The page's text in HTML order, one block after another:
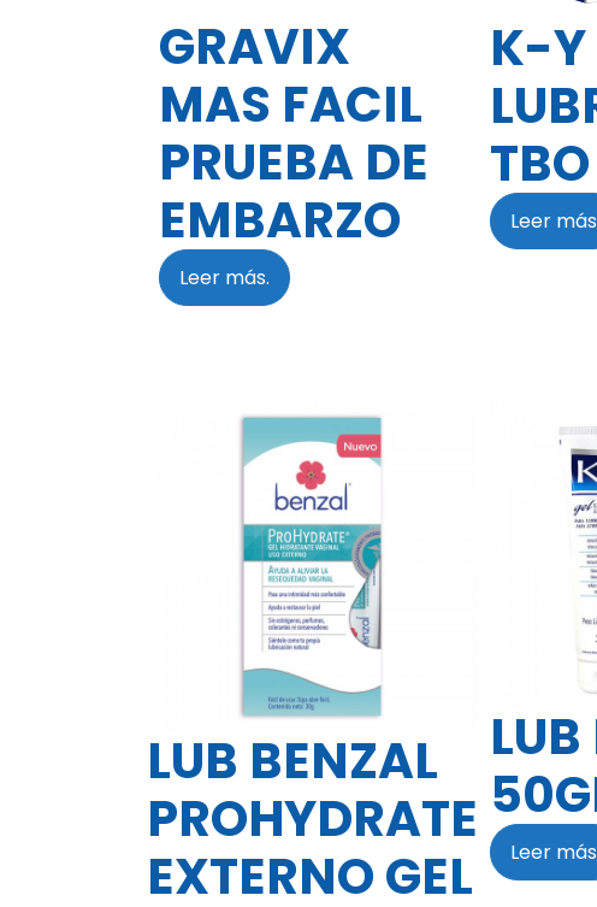
GRAVIX
MAS FACIL
PRUEBA DE
EMBARZO
Leer más.
K-Y
Leer
LUB BENZAL
PROHYDRATE
EXTERNO GEL
Leer